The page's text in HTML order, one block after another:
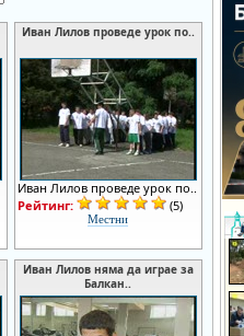
Иван Лилов проведе урок по..
Иван Лилов проведе урок по..
Рейтинг:
(5)
Местни
Иван Лилов няма да играе за
Балкан..